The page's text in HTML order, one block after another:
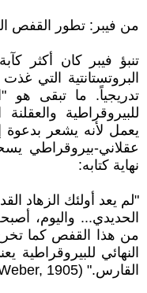
من فيبر: تطور القفص
تنبؤ فيبر كان أكثر
البروتستانتية التي
للبيروقراطية
يعمل لأنه يشعر
عقلاني-بيروقراطي
نهاية كتابه:
"لم يعد أولئك الزهاد
الحديدي... واليوم،
من هذا القفص كما تخرج
النهائي للبيروقراطية
القارس." (Weber, 1905, الفصل الخامس).